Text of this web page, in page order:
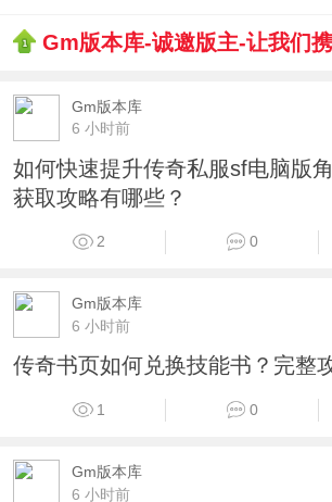
Gm版本库-诚邀版主-让我们
Gm版本库
6 小时前
如何快速提升传奇私服sf电脑版
获取攻略有哪些？
2 0
Gm版本库
6 小时前
传奇书页如何兑换技能书？完整
1 0
Gm版本库
6 小时前